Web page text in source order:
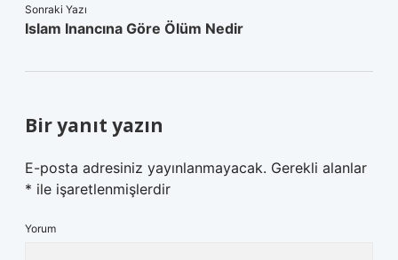
Sonraki Yazı
Islam Inancına Göre Ölüm Nedir
Bir yanıt yazın
E-posta adresiniz yayınlanmayacak. Gerekli alanlar
* ile işaretlenmişlerdir
Yorum